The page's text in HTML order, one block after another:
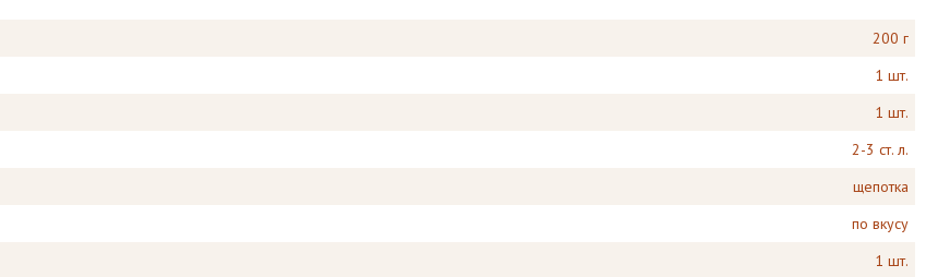
200 г
1 шт.
1 шт.
2-3 ст. л.
щепотка
по вкусу
1 шт.